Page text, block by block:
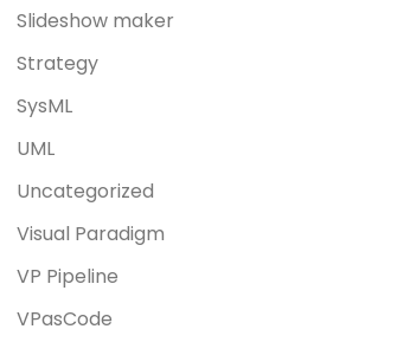
Slideshow maker
Strategy
SysML
UML
Uncategorized
Visual Paradigm
VP Pipeline
VPasCode